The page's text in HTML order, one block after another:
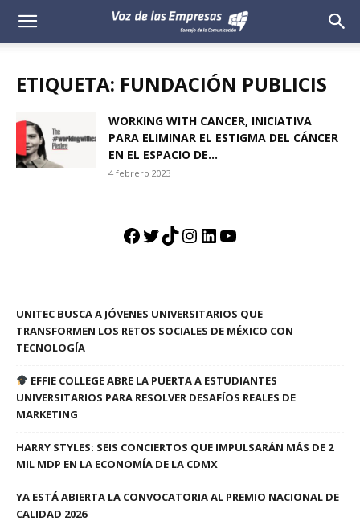
Voz
Empresas
ETIQUETA: FUNDACIÓN PUBLICIS
WORKING WITH CANCER, INICIATIVA
PARA ELIMINAR EL ESTIGMA DEL CÁNCER
EN EL ESPACIO DE...
4 febrero 2023
Facebook
Twitter
TikTok
Instagram
LinkedIn
YouTube
UNITEC BUSCA A JÓVENES UNIVERSITARIOS QUE
TRANSFORMEN LOS RETOS SOCIALES DE MÉXICO CON
TECNOLOGÍA
EFFIE COLLEGE ABRE LA PUERTA A ESTUDIANTES
UNIVERSITARIOS PARA RESOLVER DESAFÍOS REALES DE
MARKETING
HARRY STYLES: SEIS CONCIERTOS QUE IMPULSARÁN MÁS DE 2
MIL MDP EN LA ECONOMÍA DE LA CDMX
YA ESTÁ ABIERTA LA CONVOCATORIA AL PREMIO NACIONAL DE
CALIDAD 2026